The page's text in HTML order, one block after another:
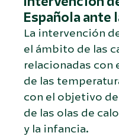
Española ante
La intervención
el ámbito de las
relacionadas
de las
con el objetivo
de las olas de
y la infancia.